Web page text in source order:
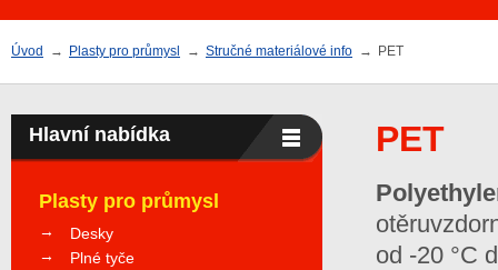
Úvod → Plasty pro průmysl → Stručné materiálové info → PET
PET
od -20 °C
Hlavní nabídka
Plasty pro průmysl
Desky
Plné tyče